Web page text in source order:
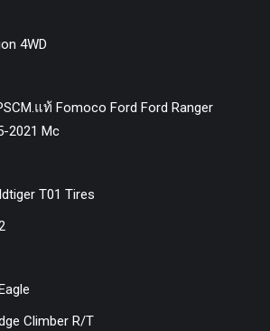
4WD
แท้ Fomoco Ford Ford Ranger
2021 Mc
T01 Tires
Climber R/T